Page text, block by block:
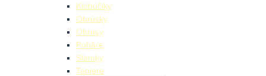
Klobúčiky
Obrúsky
Obrusy
Poháre
Slamky
Taniere